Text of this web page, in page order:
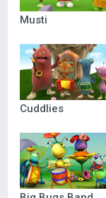
Musti
Cuddlies